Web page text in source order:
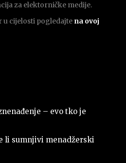
za elektorničke medije.
u cijelosti pogledajte na ovoj
– evo tko je
li sumnjivi menadžerski